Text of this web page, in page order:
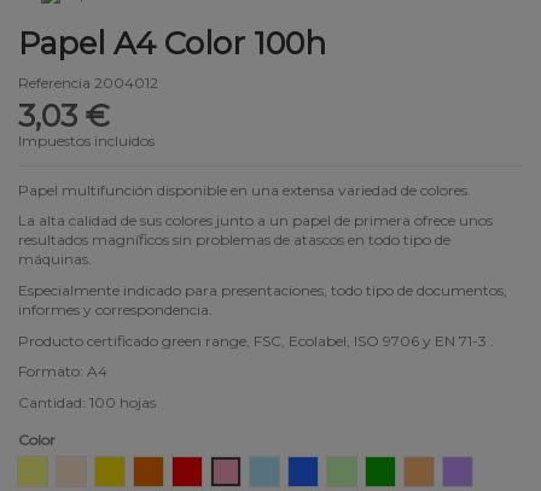
Papel A4 Color 100h
Referencia 2004012
3,03 €
Impuestos incluidos
Papel multifunción disponible en una extensa variedad de colores.
La alta calidad de sus colores junto a un papel de primera ofrece unos
resultados magníficos sin problemas de atascos en todo tipo de
máquinas.
Especialmente indicado para presentaciones, todo tipo de documentos,
informes y correspondencia.
Producto certificado green range, FSC, Ecolabel, ISO 9706 y EN 71-3 .
Formato: A4
Cantidad: 100 hojas
Color